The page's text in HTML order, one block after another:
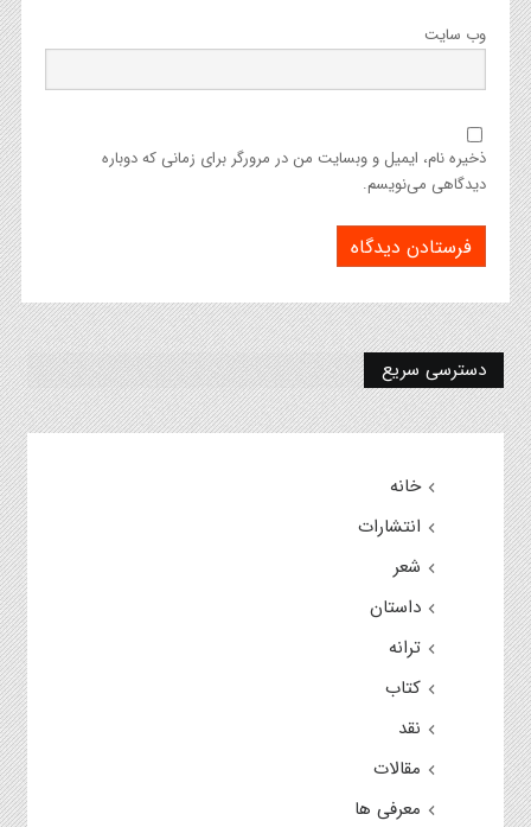
وب‌ سایت
ذخیره نام، ایمیل و وبسایت من در مرورگر برای زمانی که دوباره
دیدگاهی می‌نویسم.
دسترسی سریع
خانه
انتشارات
شعر
داستان
ترانه
کتاب
نقد
مقالات
معرفی ها